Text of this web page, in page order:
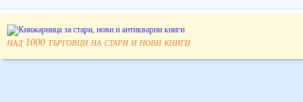
над 1000 търговци на стари и нови книги